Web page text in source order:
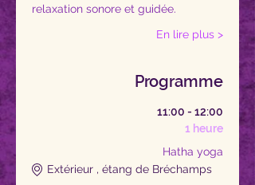
relaxation sonore et guidée.
En lire plus >
Programme
11:00 - 12:00
1 heure
Hatha yoga
Extérieur , étang de Bréchamps